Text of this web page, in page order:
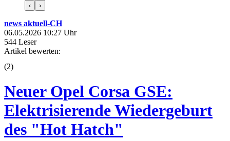
‹ ›
news aktuell-CH
06.05.2026 10:27 Uhr
544 Leser
Artikel bewerten:
(2)
Neuer Opel Corsa GSE:
Elektrisierende Wiedergeburt
des "Hot Hatch"